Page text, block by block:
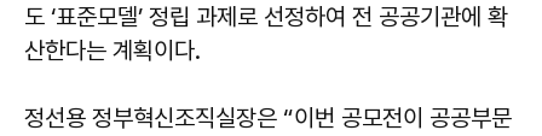
도 ‘표준모델’ 정립 과제로 선정하여 전 공공기관에 확
산한다는 계획이다.
정선용 정부혁신조직실장은 “이번 공모전이 공공부문